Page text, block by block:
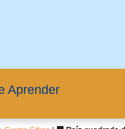
Aprender